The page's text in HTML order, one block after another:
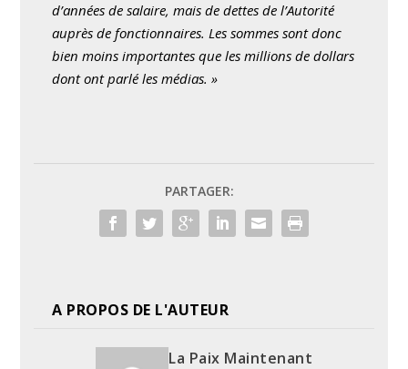
d’années de salaire, mais de dettes de l’Autorité
auprès de fonctionnaires. Les sommes sont donc
bien moins importantes que les millions de dollars
dont ont parlé les médias. »
PARTAGER:
A PROPOS DE L'AUTEUR
La Paix Maintenant